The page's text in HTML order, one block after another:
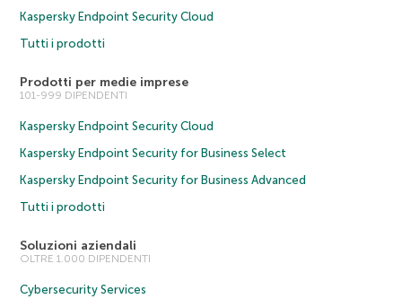
Kaspersky Endpoint Security Cloud
Tutti i prodotti
Prodotti per medie imprese
101-999 DIPENDENTI
Kaspersky Endpoint Security Cloud
Kaspersky Endpoint Security for Business Select
Kaspersky Endpoint Security for Business Advanced
Tutti i prodotti
Soluzioni aziendali
OLTRE 1.000 DIPENDENTI
Cybersecurity Services